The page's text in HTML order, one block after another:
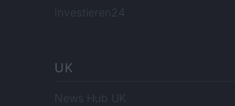
Investieren24
UK
News Hub UK